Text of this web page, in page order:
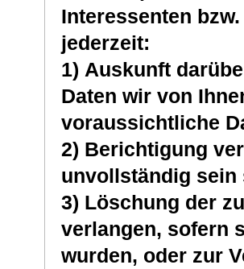
Interessenten
jederzeit:
1) Auskunft
Daten wir von
voraussichtliche
2) Berichtigung
unvollständig
3) Löschung der
verlangen, sofern
wurden, oder zur